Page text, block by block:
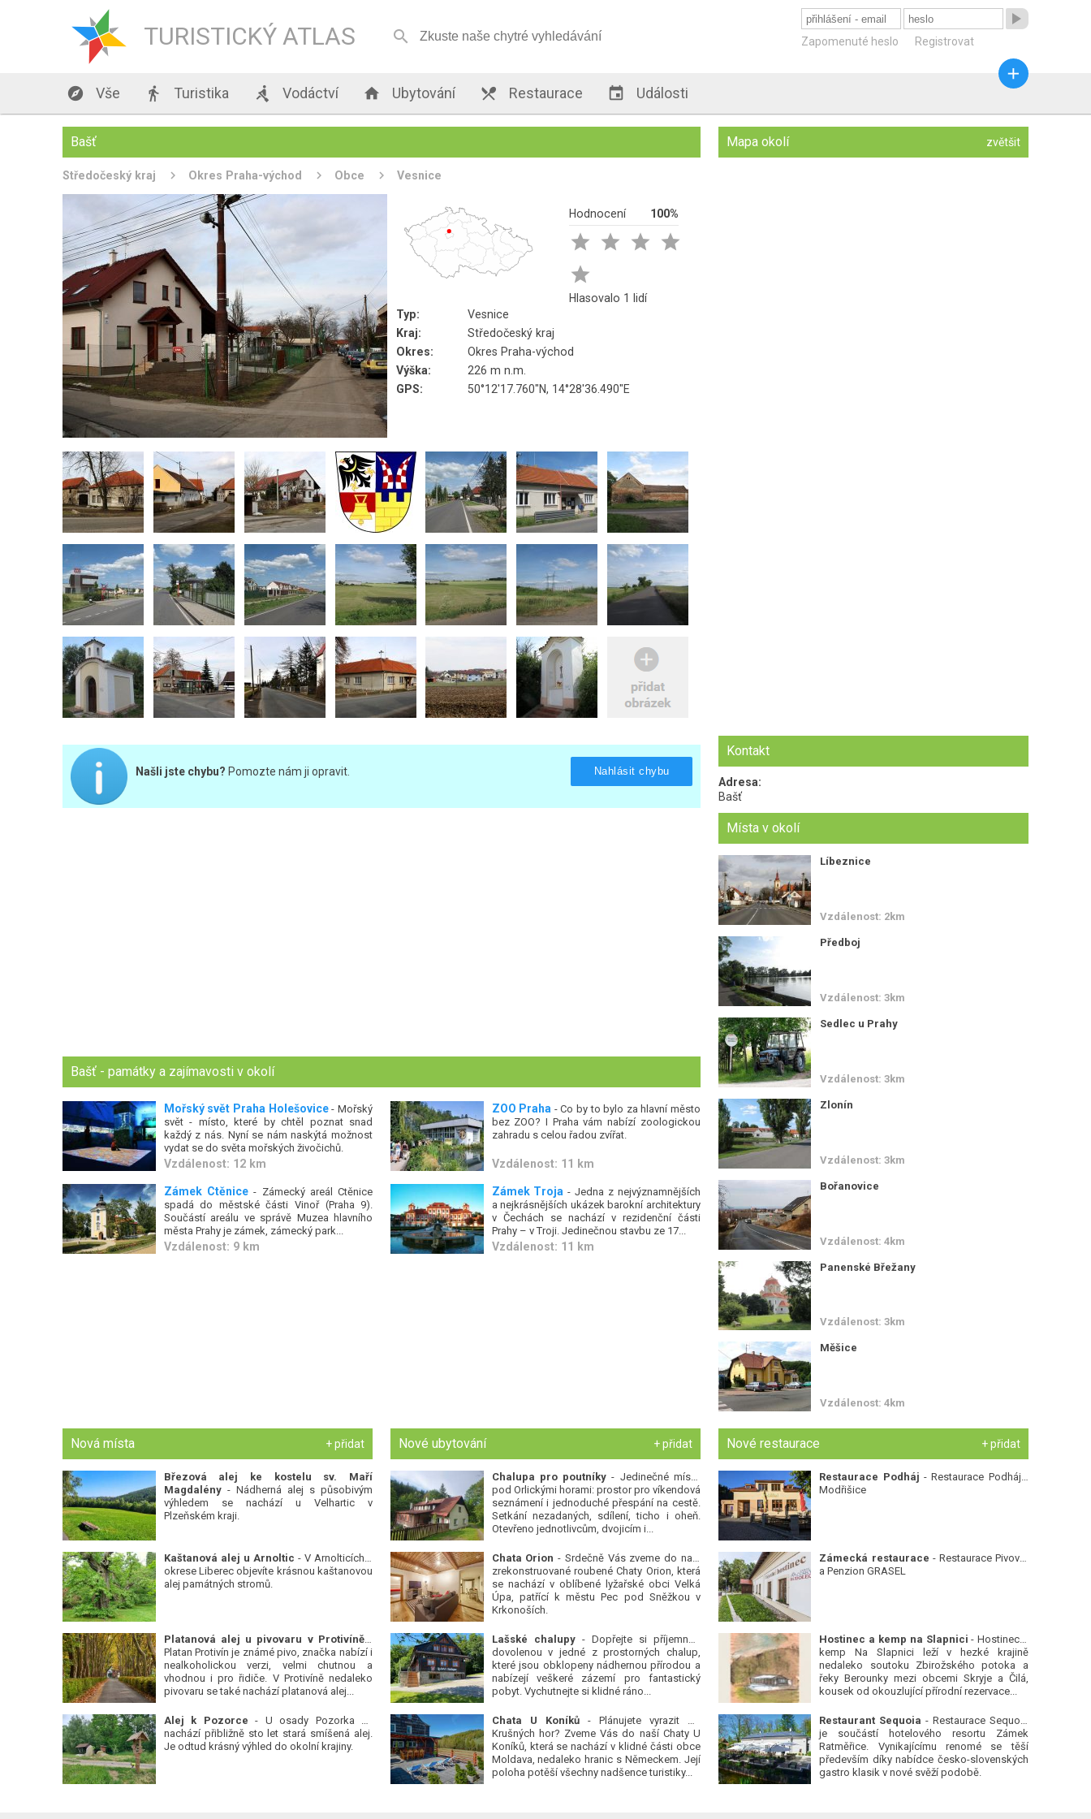
TURISTICKÝ ATLAS 

Zapomenuté heslo Registrovat
 Vše  Turistika  Vodáctví  Ubytování  Restaurace  Události

Bašť
Středočeský kraj Okres Praha-východ Obce Vesnice
Hodnocení 100%
   

Hlasovalo 1 lidí
Typ:
Vesnice
Kraj:
Středočeský kraj
Okres:
Okres Praha-východ
Výška:
226 m n.m.
GPS:
50°12'17.760"N, 14°28'36.490"E
Našli jste chybu? Pomozte nám ji opravit. Nahlásit chybu
Bašť - památky a zajímavosti v okolí
Mořský svět Praha Holešovice- Mořský
svět - místo, které by chtěl poznat snad
každý z nás. Nyní se nám naskýtá možnost
vydat se do světa mořských živočichů.
Vzdálenost: 12 km
ZOO Praha - Co by to bylo za hlavní město
bez ZOO? I Praha vám nabízí zoologickou
zahradu s celou řadou zvířat.
Vzdálenost: 11 km
Zámek Ctěnice - Zámecký areál Ctěnice
spadá do městské části Vinoř (Praha 9).
Součástí areálu ve správě Muzea hlavního
města Prahy je zámek, zámecký park...
Vzdálenost: 9 km
Zámek Troja - Jedna z nejvýznamnějších
a nejkrásnějších ukázek barokní architektury
v Čechách se nachází v rezidenční části
Prahy – v Troji. Jedinečnou stavbu ze 17...
Vzdálenost: 11 km
Mapa okolí zvětšit
Kontakt
Adresa:
Bašť
Místa v okolí
Líbeznice
Vzdálenost: 2km
Předboj
Vzdálenost: 3km
Sedlec u Prahy
Vzdálenost: 3km
Zlonín
Vzdálenost: 3km
Bořanovice
Vzdálenost: 4km
Panenské Břežany
Vzdálenost: 3km
Měšice
Vzdálenost: 4km
Nová místa + přidat
Březová alej ke kostelu sv. Maří
Magdalény- Nádherná alej s působivým
výhledem se nachází u Velhartic v
Plzeňském kraji.
Kaštanová alej u Arnoltic - V Arnolticích v
okrese Liberec objevíte krásnou kaštanovou
alej památných stromů.
Platanová alej u pivovaru v Protivíně
-
Platan Protivín je známé pivo, značka nabízí i
nealkoholickou verzi, velmi chutnou a
vhodnou i pro řidiče. V Protivíně nedaleko
pivovaru se také nachází platanová alej...
Alej k Pozorce - U osady Pozorka se
nachází přibližně sto let stará smíšená alej.
Je odtud krásný výhled do okolní krajiny.
Nové ubytování + přidat
Chalupa pro poutníky - Jedinečné místo
pod Orlickými horami: prostor pro víkendová
seznámení i jednoduché přespání na cestě.
Setkání nezadaných, sdílení, ticho i oheň.
Otevřeno jednotlivcům, dvojicím i...
Chata Orion - Srdečně Vás zveme do naší
zrekonstruované roubené Chaty Orion, která
se nachází v oblíbené lyžařské obci Velká
Úpa, patřící k městu Pec pod Sněžkou v
Krkonoších.
Lašské chalupy- Dopřejte si příjemnou
dovolenou v jedné z prostorných chalup,
které jsou obklopeny nádhernou přírodou a
nabízejí veškeré zázemí pro fantastický
pobyt. Vychutnejte si klidné ráno...
Chata U Koníků- Plánujete vyrazit do
Krušných hor? Zveme Vás do naší Chaty U
Koníků, která se nachází v klidné části obce
Moldava, nedaleko hranic s Německem. Její
poloha potěší všechny nadšence turistiky...
Nové restaurace + přidat
Restaurace Podháj - Restaurace Podháj -
Modřišice
Zámecká restaurace - Restaurace Pivovar
a Penzion GRASEL
Hostinec a kemp na Slapnici - Hostinec a
kemp Na Slapnici leží v hezké krajině
nedaleko soutoku Zbirožského potoka a
řeky Berounky mezi obcemi Skryje a Čilá,
kousek od okouzlující přírodní rezervace...
Restaurant Sequoia - Restaurace Sequoia
je součástí hotelového resortu Zámek
Ratměřice. Vynikajícímu renomé se těší
především díky nabídce česko-slovenských
gastro klasik v nové svěží podobě.